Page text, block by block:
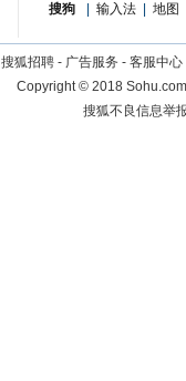
搜狗
输入法 地图
搜狐招聘 - 广告服务 - 客服中心
Copyright©2018
搜狐不良信息举